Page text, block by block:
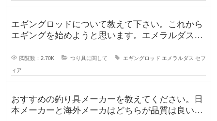
エギングロッドについて教えて下さい。これから
エギングを始めようと思います。エメラルダスや
閲覧数：2.70K つり具に関して エギングロッド エメラルダス セフ
ィア
おすすめの釣り具メーカーを教えてください。日
本メーカーと海外メーカはどちらが品質は良いで